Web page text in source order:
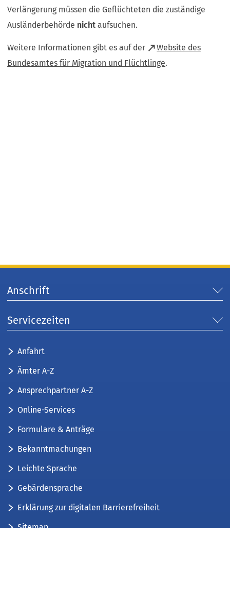
Verlängerung müssen die Geflüchteten die zuständige
Ausländerbehörde nichtaufsuchen.
Weitere Informationen gibt es auf der
Website des
Bundesamtes für Migration und Flüchtlinge
(Öffnet
.
Anschrift
Servicezeiten
Anfahrt
Ämter A-Z
Ansprechpartner A-Z
Online-Services
Formulare & Anträge
Bekanntmachungen
Leichte Sprache
Gebärdensprache
Erklärung zur digitalen Barrierefreiheit
Sitemap